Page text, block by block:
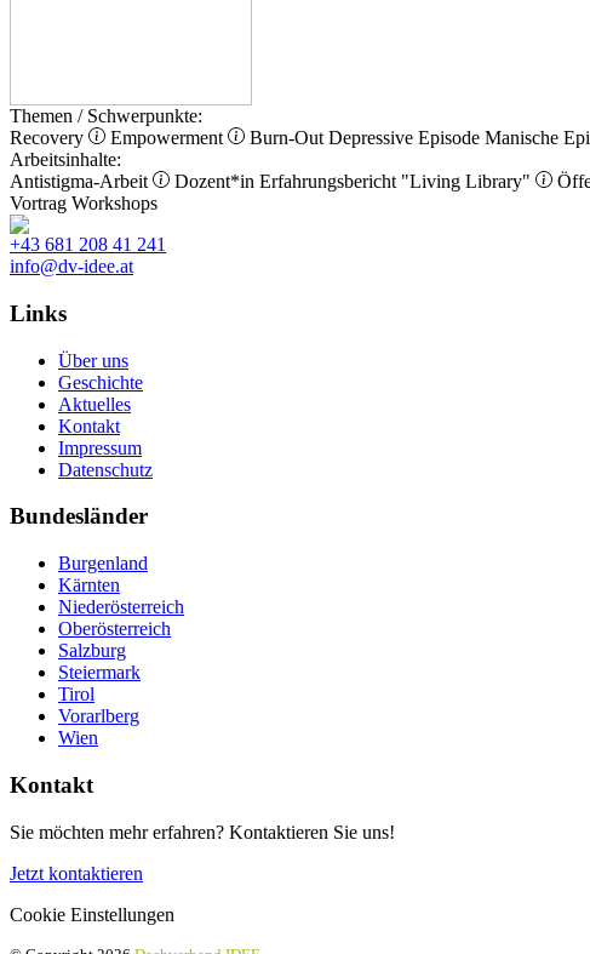
Themen / Schwerpunkte:
Recovery
Empowerment Burn-Out Depressive Episode Manische
Arbeitsinhalte:
Antistigma-Arbeit
Dozent*in Erfahrungsbericht "Living Library"
Vortrag Workshops
+43 681 208 41 241
info@dv-idee.at
Links
Über uns
Geschichte
Aktuelles
Kontakt
Impressum
Datenschutz
Bundesländer
Burgenland
Kärnten
Niederösterreich
Oberösterreich
Salzburg
Steiermark
Tirol
Vorarlberg
Wien
Kontakt
Sie möchten mehr erfahren? Kontaktieren Sie uns!
Jetzt kontaktieren
Cookie Einstellungen